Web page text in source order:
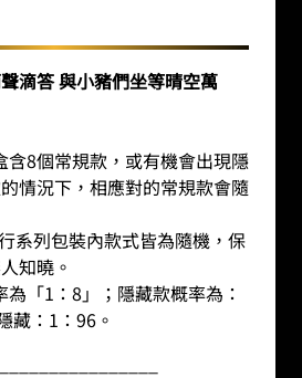
滴答 與小豬們坐等晴空萬
含8個常規款，或有機會出現隱
情況下，相應對的常規款會隨
系列包裝內款式皆為隨機，保
知曉。
為「1：8」；隱藏款概率為：
藏：1：96。